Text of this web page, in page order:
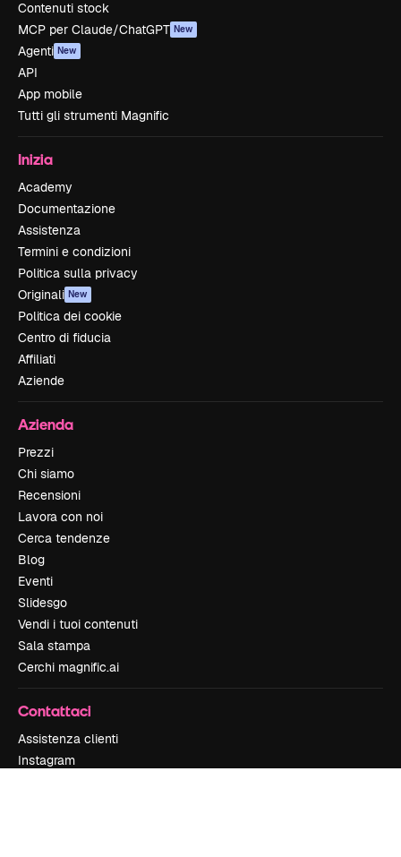
Contenuti stock
MCP per Claude/ChatGPT New
Agenti New
API
App mobile
Tutti gli strumenti Magnific
Inizia
Academy
Documentazione
Assistenza
Termini e condizioni
Politica sulla privacy
Originali New
Politica dei cookie
Centro di fiducia
Affiliati
Aziende
Azienda
Prezzi
Chi siamo
Recensioni
Lavora con noi
Cerca tendenze
Blog
Eventi
Slidesgo
Vendi i tuoi contenuti
Sala stampa
Cerchi magnific.ai
Contattaci
Assistenza clienti
Instagram